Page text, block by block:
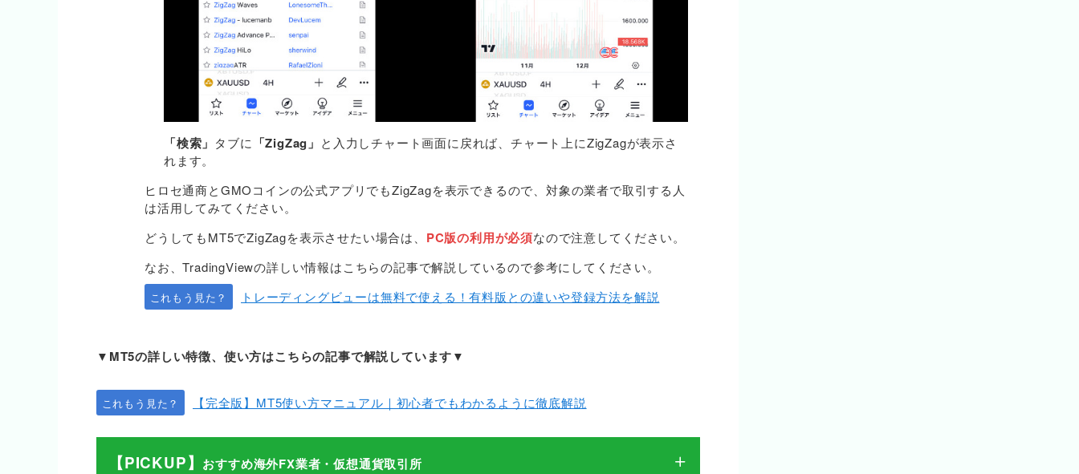
「検索」 タブに 「ZigZag」 と入力しチャート画面に戻れば、チャート上にZigZagが表示さ
れます。
ヒロセ通商とGMOコインの公式アプリでもZigZagを表示できるので、対象の業者で取引する人
は活用してみてください。
どうしてもMT5でZigZagを表示させたい場合は、 PC版の利用が必須なので注意してください。
なお、TradingViewの詳しい情報はこちらの記事で解説しているので参考にしてください。
これもう見た？ トレーディングビューは無料で使える！有料版との違いや登録方法を解説
▼MT5の詳しい特徴、使い方はこちらの記事で解説しています▼
これもう見た？ 【完全版】MT5使い方マニュアル｜初心者でもわかるように徹底解説
【PICKUP】 おすすめ海外FX業者・仮想通貨取引所